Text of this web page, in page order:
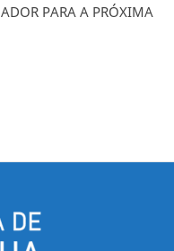
PARA A PRÓXIMA